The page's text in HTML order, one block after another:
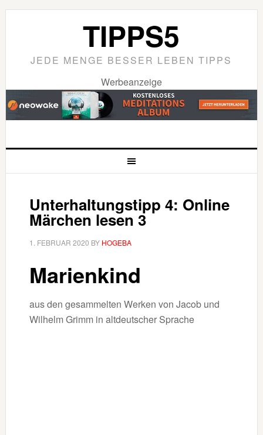
TIPPS5
JEDE MENGE BESSER LEBEN TIPPS
Werbeanzeige
Unterhaltungstipp 4: Online
Märchen lesen 3
1. FEBRUAR 2020 BY HOGEBA
Marienkind
aus den gesammelten Werken von Jacob und
Wilhelm Grimm in altdeutscher Sprache